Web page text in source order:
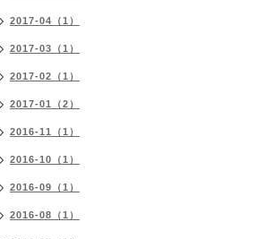
2017-04（1）
2017-03（1）
2017-02（1）
2017-01（2）
2016-11（1）
2016-10（1）
2016-09（1）
2016-08（1）